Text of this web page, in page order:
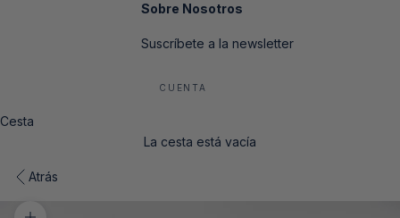
Sobre Nosotros
Suscríbete a la newsletter
CUENTA
Cesta
La cesta está vacía
Atrás